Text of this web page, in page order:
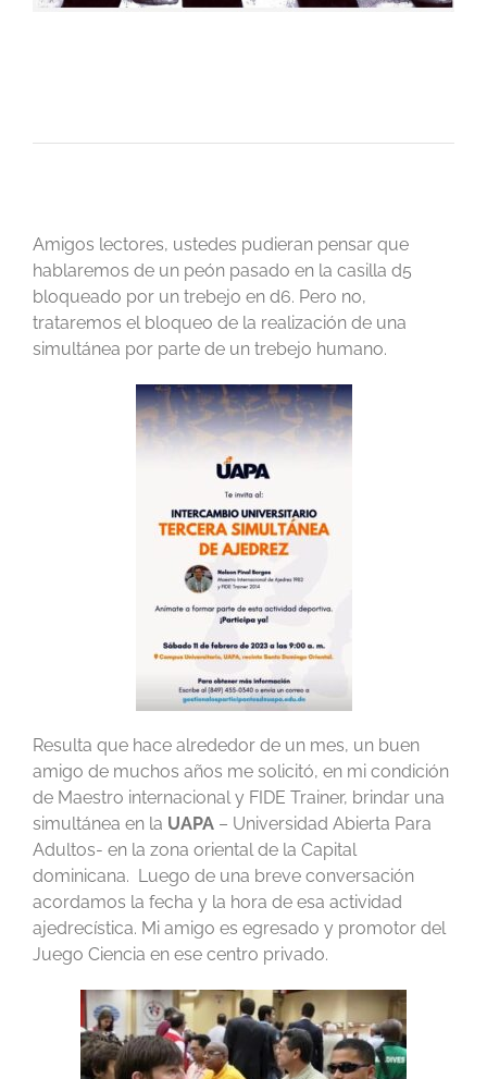
Amigos lectores, ustedes pudieran pensar que
hablaremos de un peón pasado en la casilla d5
bloqueado por un trebejo en d6. Pero no,
trataremos el bloqueo de la realización de una
simultánea por parte de un trebejo humano.
Resulta que hace alrededor de un mes, un buen
amigo de muchos años me solicitó, en mi condición
de Maestro internacional y FIDE Trainer, brindar una
simultánea en la UAPA– Universidad Abierta Para
Adultos- en la zona oriental de la Capital
dominicana. Luego de una breve conversación
acordamos la fecha y la hora de esa actividad
ajedrecística. Mi amigo es egresado y promotor del
Juego Ciencia en ese centro privado.